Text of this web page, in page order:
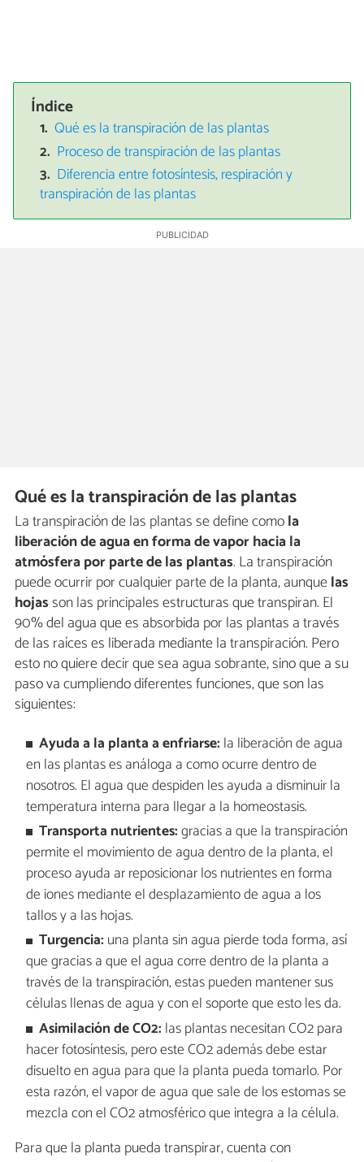
Índice
Qué es la transpiración de las plantas
Proceso de transpiración de las plantas
Diferencia entre fotosíntesis, respiración y
transpiración de las plantas
Qué es la transpiración de las plantas
La transpiración de las plantas se define comola
liberación de agua en forma de vapor hacia la
atmósfera por parte de las plantas. La transpiración
puede ocurrir por cualquier parte de la planta, aunquelas
hojasson las principales estructuras que transpiran. El
90% del agua que es absorbida por las plantas a través
de las raíces es liberada mediante la transpiración. Pero
esto no quiere decir que sea agua sobrante, sino que a su
paso va cumpliendo diferentes funciones, que son las
siguientes:
Ayuda a la planta a enfriarse: la liberación de agua
en las plantas es análoga a como ocurre dentro de
nosotros. El agua que despiden les ayuda a disminuir la
temperatura interna para llegar a la homeostasis.
Transporta nutrientes:gracias a que la transpiración
permite el movimiento de agua dentro de la planta, el
proceso ayuda ar reposicionar los nutrientes en forma
de iones mediante el desplazamiento de agua a los
tallos y a las hojas.
Turgencia: una planta sin agua pierde toda forma, así
que gracias a que el agua corre dentro de la planta a
través de la transpiración, estas pueden mantener sus
células llenas de agua y con el soporte que esto les da.
Asimilación de CO2: las plantas necesitan CO2 para
hacer fotosíntesis, pero este CO2 además debe estar
disuelto en agua para que la planta pueda tomarlo. Por
esta razón, el vapor de agua que sale de los estomas se
mezcla con el CO2 atmosférico que integra a la célula.
Para que la planta pueda transpirar, cuenta con